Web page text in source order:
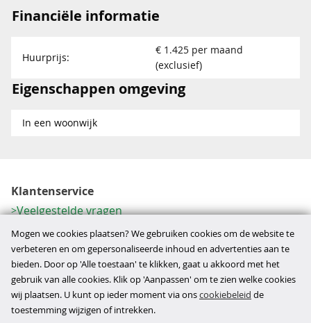
Financiële informatie
Huurprijs:
€ 1.425 per maand
(exclusief)
Eigenschappen omgeving
In een woonwijk
Klantenservice
Veelgestelde vragen
Contactformulier
Herroeping
Over ons
Bedrijfsgegevens
Werkwijze
Mogen we cookies plaatsen? We gebruiken cookies om de website te
verbeteren en om gepersonaliseerde inhoud en advertenties aan te
bieden. Door op 'Alle toestaan' te klikken, gaat u akkoord met het
gebruik van alle cookies. Klik op 'Aanpassen' om te zien welke cookies
wij plaatsen. U kunt op ieder moment via onscookiebeleid de
toestemming wijzigen of intrekken.